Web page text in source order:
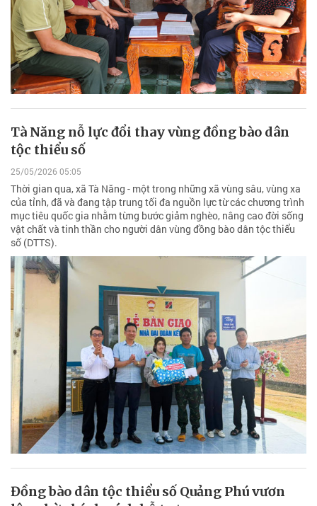
Tà Năng nỗ lực đổi thay vùng đồng bào dân
tộc thiểu số
25/05/2026 05:05
Thời gian qua, xã Tà Năng - một trong những xã vùng sâu, vùng xa
của tỉnh, đã và đang tập trung tối đa nguồn lực từ các chương trình
mục tiêu quốc gia nhằm từng bước giảm nghèo, nâng cao đời sống
vật chất và tinh thần cho người dân vùng đồng bào dân tộc thiểu
số (DTTS).
Đồng bào dân tộc thiểu số Quảng Phú vươn